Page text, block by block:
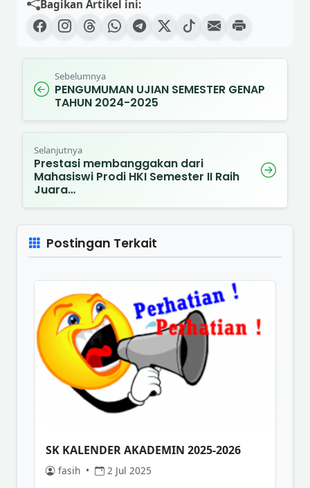
Bagikan Artikel ini:
Sebelumnya
PENGUMUMAN UJIAN SEMESTER GENAP
TAHUN 2024-2025
Selanjutnya
Prestasi membanggakan dari
Mahasiswi Prodi HKI Semester II Raih
Juara…
Postingan Terkait
SK KALENDER AKADEMIN 2025-2026
fasih • 2 Jul 2025